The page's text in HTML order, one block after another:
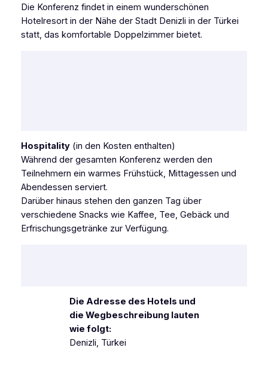
Die Konferenz findet in einem wunderschönen
Hotelresort in der Nähe der Stadt Denizli in der Türkei
statt, das komfortable Doppelzimmer bietet.
Hospitality(in den Kosten enthalten)
Während der gesamten Konferenz werden den
Teilnehmern ein warmes Frühstück, Mittagessen und
Abendessen serviert.
Darüber hinaus stehen den ganzen Tag über
verschiedene Snacks wie Kaffee, Tee, Gebäck und
Erfrischungsgetränke zur Verfügung.
Die Adresse des Hotels und
die Wegbeschreibung lauten
wie folgt:
Denizli, Türkei